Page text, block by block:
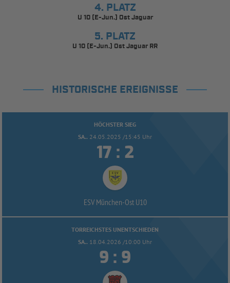
4. PLATZ
U 10 (E-Jun.) Ost Jaguar
5. PLATZ
U 10 (E-Jun.) Ost Jaguar RR
HISTORISCHE EREIGNISSE
HÖCHSTER SIEG
SA.. 24.05.2025 /15:45 Uhr
 : 
ESV München-Ost U10
TORREICHSTES UNENTSCHIEDEN
SA.. 18.04.2026 /10:00 Uhr
 : 